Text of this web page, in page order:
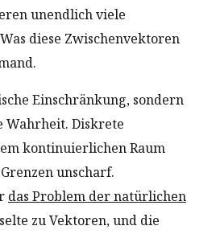
unendlich viele
diese Zwischenvektoren
Einschränkung, sondern
Wahrheit. Diskrete
kontinuierlichen Raum
unscharf.
das Problem der natürlichen
zu Vektoren, und die